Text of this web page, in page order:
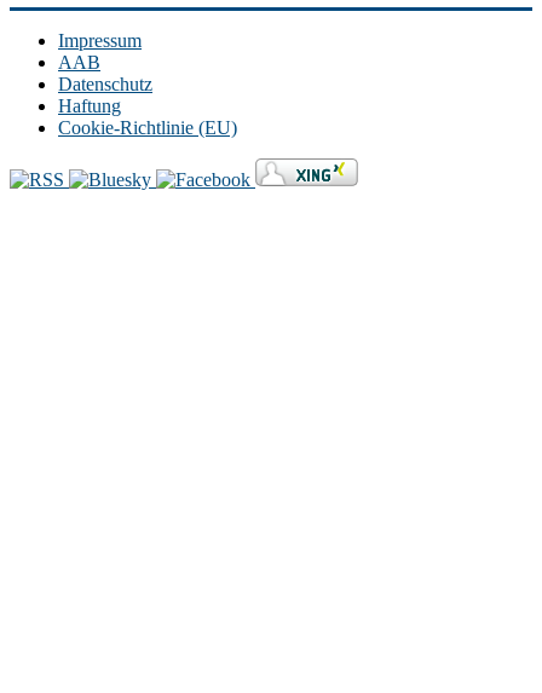
Impressum
AAB
Datenschutz
Haftung
Cookie-Richtlinie (EU)